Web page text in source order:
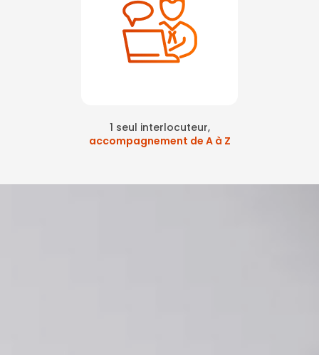
1 seul interlocuteur,
accompagnement de A à Z